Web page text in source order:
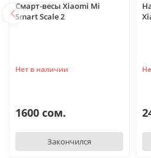
Смарт-весы Xiaomi Mi
Smart Scale 2
Нет в наличии
1600 сом.
Закончился